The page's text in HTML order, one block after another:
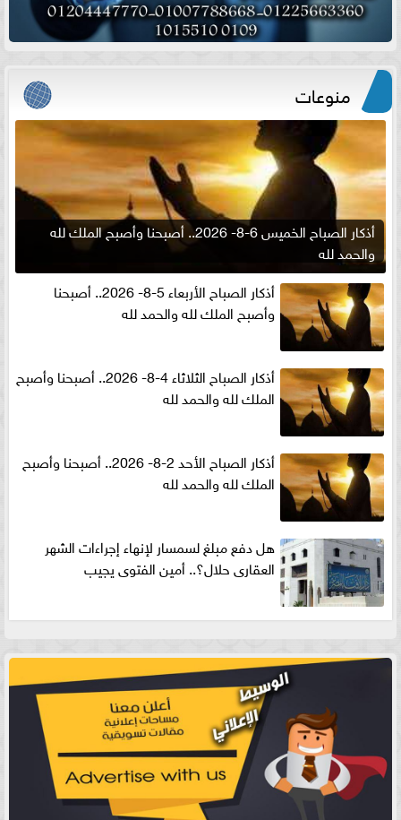
منوعات
أذكار الصباح الخميس 6-8- 2026.. أصبحنا وأصبح الملك لله
والحمد لله
أذكار الصباح الأربعاء 5-8- 2026.. أصبحنا
وأصبح الملك لله والحمد لله
أذكار الصباح الثلاثاء 4-8- 2026.. أصبحنا وأصبح
الملك لله والحمد لله
أذكار الصباح الأحد 2-8- 2026.. أصبحنا وأصبح
الملك لله والحمد لله
هل دفع مبلغ لسمسار لإنهاء إجراءات الشهر
العقارى حلال؟.. أمين الفتوى يجيب